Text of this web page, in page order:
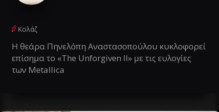
Κολάζ
Η θεάρα Πηνελόπη Αναστασοπούλου κυκλοφορεί
επίσημα το «The Unforgiven II» με τις ευλογίες
των Metallica